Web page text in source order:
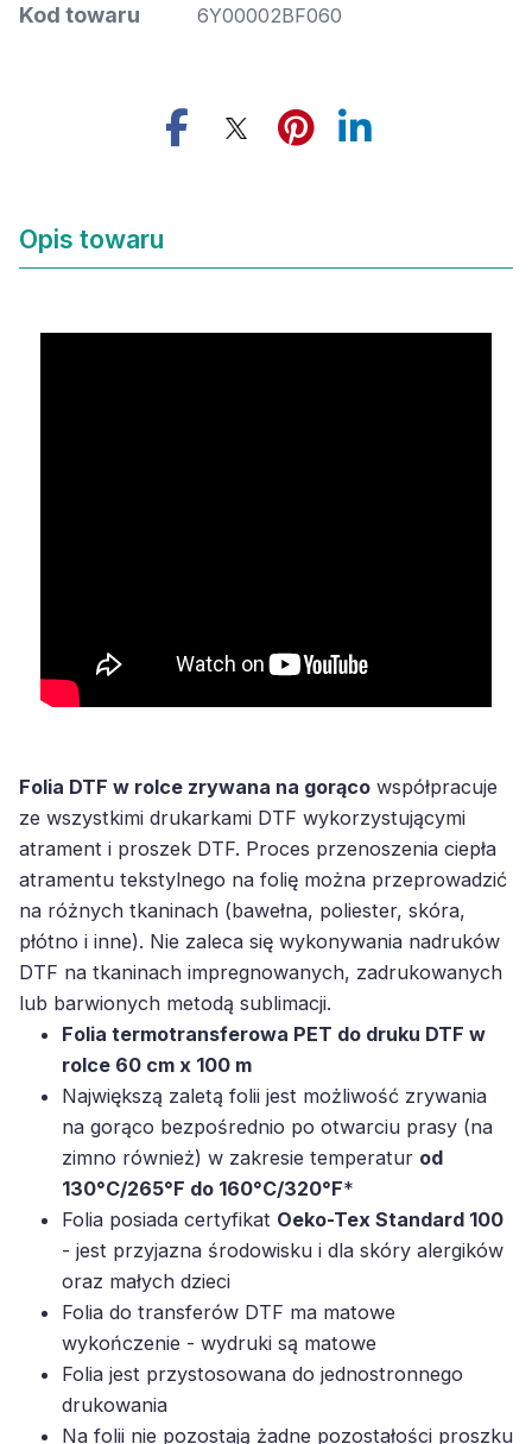
Kod towaru 6Y00002BF060
Opis towaru
Folia DTF w rolce zrywana na gorąco współpracuje
ze wszystkimi drukarkami DTF wykorzystującymi
atrament i proszek DTF. Proces przenoszenia ciepła
atramentu tekstylnego na folię można przeprowadzić
na różnych tkaninach (bawełna, poliester, skóra,
płótno i inne). Nie zaleca się wykonywania nadruków
DTF na tkaninach impregnowanych, zadrukowanych
lub barwionych metodą sublimacji.
Folia termotransferowa PET do druku DTF w
rolce 60 cm x 100 m
Największą zaletą folii jest możliwość zrywania
na gorąco bezpośrednio po otwarciu prasy (na
zimno również) w zakresie temperatur od
130°C/265°F do 160°C/320°F*
Folia posiada certyfikat Oeko-Tex Standard 100
- jest przyjazna środowisku i dla skóry alergików
oraz małych dzieci
Folia do transferów DTF ma matowe
wykończenie - wydruki są matowe
Folia jest przystosowana do jednostronnego
drukowania
Na folii nie pozostają żadne pozostałości proszku